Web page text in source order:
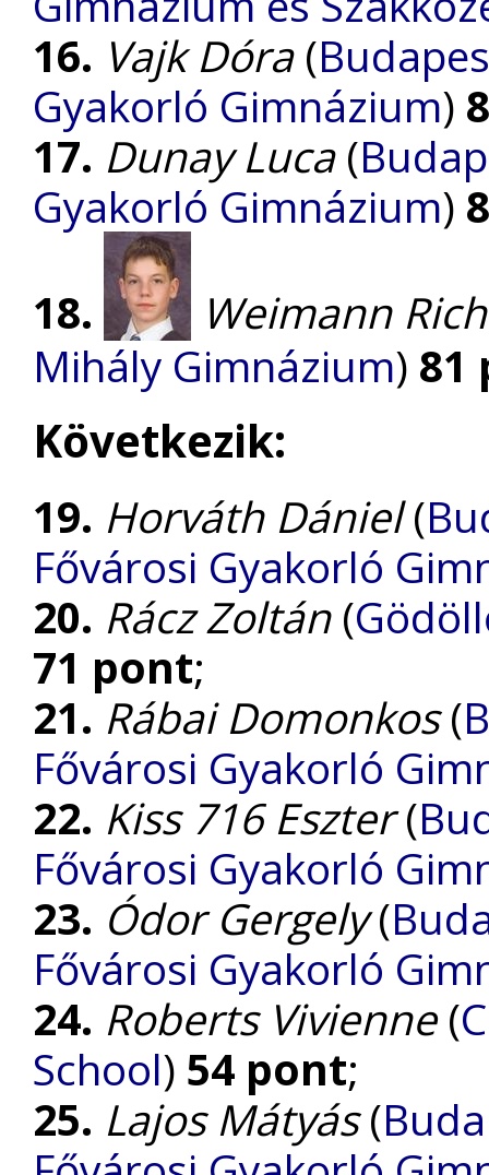
16. Vajk Dóra(
Gyakorló Gimnázium)
17. Dunay Luca(
Gyakorló Gimnázium)
18.
Weimann
Mihály Gimnázium) 81
Következik:
19. Horváth Dániel(
Fővárosi Gyakorló
20. Rácz Zoltán(
71 pont;
21. Rábai Domonkos(
Fővárosi Gyakorló
22. Kiss 716 Eszter(
Fővárosi Gyakorló
23. Ódor Gergely(
Fővárosi Gyakorló
24. Roberts Vivienne(
School) 54 pont;
25. Lajos Mátyás(